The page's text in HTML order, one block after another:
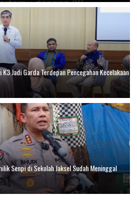
Jadi Garda Terdepan Pencegahan Kecelakaan
Senpi di Sekolah Jaksel Sudah Meninggal